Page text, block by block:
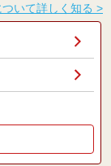
いて詳しく知る >